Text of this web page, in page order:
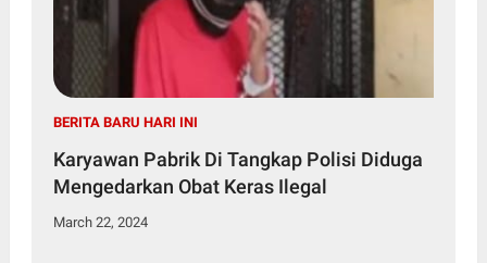
BERITA BARU HARI INI
Karyawan Pabrik Di Tangkap Polisi Diduga
Mengedarkan Obat Keras Ilegal
March 22, 2024